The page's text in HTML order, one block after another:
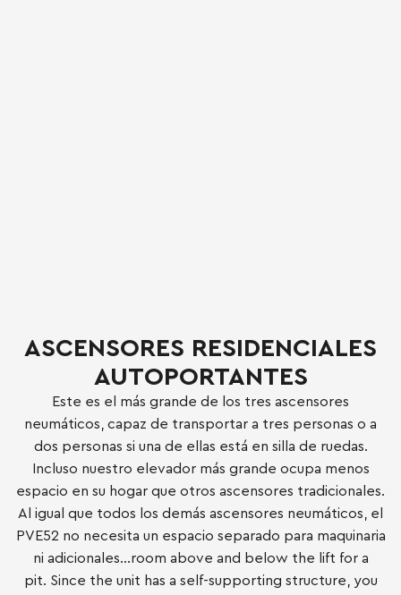
ASCENSORES RESIDENCIALES
AUTOPORTANTES
Este es el más grande de los tres ascensores
neumáticos, capaz de transportar a tres personas o a
dos personas si una de ellas está en silla de ruedas.
Incluso nuestro elevador más grande ocupa menos
espacio en su hogar que otros ascensores tradicionales.
Al igual que todos los demás ascensores neumáticos, el
PVE52 no necesita un espacio separado para maquinaria
ni adicionales…room above and below the lift for a
pit. Since the unit has a self-supporting structure, you